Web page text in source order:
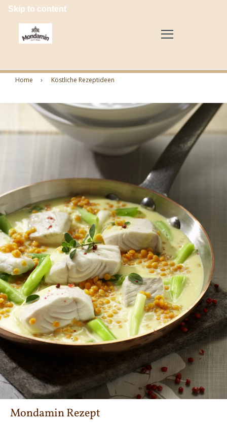
Skip to content
Home Köstliche Rezeptideen
Mondamin Rezept